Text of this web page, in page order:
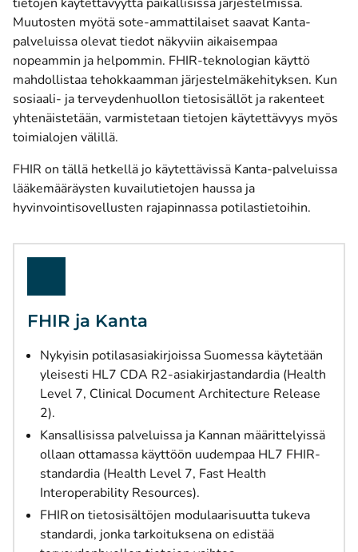
Muutosten myötä sote-ammattilaiset saavat Kanta-
palveluissa olevat tiedot näkyviin aikaisempaa
nopeammin ja helpommin. FHIR-teknologian käyttö
mahdollistaa tehokkaamman järjestelmäkehityksen. Kun
sosiaali- ja terveydenhuollon tietosisällöt ja rakenteet
yhtenäistetään, varmistetaan tietojen käytettävyys myös
toimialojen välillä.
FHIR on tällä hetkellä jo käytettävissä Kanta-palveluissa
lääkemääräysten kuvailutietojen haussa ja
hyvinvointisovellusten rajapinnassa potilastietoihin.
FHIR ja Kanta
Nykyisin potilasasiakirjoissa Suomessa käytetään
yleisesti HL7 CDA R2-asiakirjastandardia (Health
Level 7, Clinical Document Architecture Release
2).
Kansallisissa palveluissa ja Kannan määrittelyissä
ollaan ottamassa käyttöön uudempaa HL7 FHIR-
standardia (Health Level 7, Fast Health
Interoperability Resources).
FHIR on tietosisältöjen modulaarisuutta tukeva
standardi, jonka tarkoituksena on edistää